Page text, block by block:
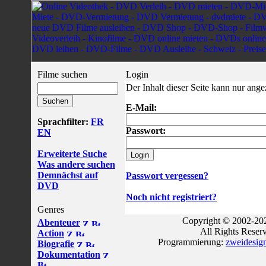
Filme suchen
Sprachfilter: FR
EN
Erweiterte Suche
Was andere suchen
Demnächst auf
DVD
Genres
Abenteuer
Action
Biografie
Dokumentation
Login
Der Inhalt dieser Seite kann nur
E-Mail:
Passwort:
Passwort vergessen?
Noch nicht registriert?
Copyright © 2002-
All Rights
Programmierung: